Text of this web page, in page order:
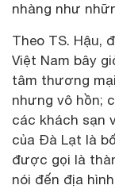
nhàng như
Theo TS. Hậu,
Việt Nam bây
tâm thương
nhưng vô hồn;
các khách sạn
của Đà Lạt là
được gọi là
nói đến địa